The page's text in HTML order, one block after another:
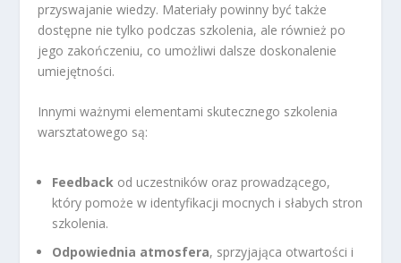
przyswajanie wiedzy. Materiały powinny być także
dostępne nie tylko podczas szkolenia, ale również po
jego zakończeniu, co umożliwi dalsze doskonalenie
umiejętności.
Innymi ważnymi elementami skutecznego szkolenia
warsztatowego są:
Feedback od uczestników oraz prowadzącego,
który pomoże w identyfikacji mocnych i słabych stron
szkolenia.
Odpowiednia atmosfera, sprzyjająca otwartości i